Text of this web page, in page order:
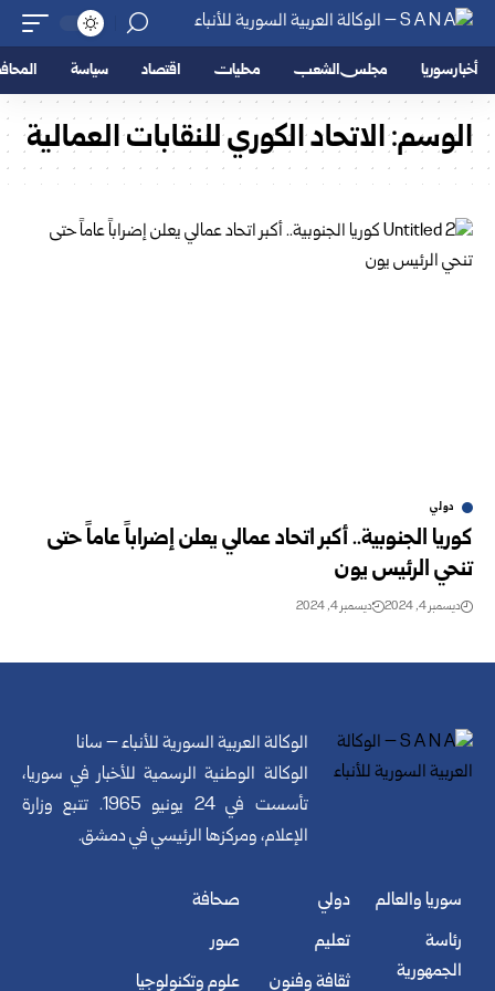
أخبار سوريا مجلس الشعب محليات اقتصاد سياسة
الوسم:الاتحاد الكوري للنقابات العمالية
دولي
كوريا الجنوبية.. أكبر اتحاد عمالي يعلن إضراباً عاماً حتى
تنحي الرئيس يون
ديسمبر 4, 2024 ديسمبر 4, 2024
الوكالة العربية السورية للأنباء – سانا
الوكالة الوطنية الرسمية للأخبار في سوريا،
تأسست في 24 يونيو 1965. تتبع وزارة
الإعلام، ومركزها الرئيسي في دمشق.
سوريا والعالم
رئاسة
الجمهورية
دولي
تعليم
ثقافة وفنون
صحافة
صور
علوم وتكنولوجيا